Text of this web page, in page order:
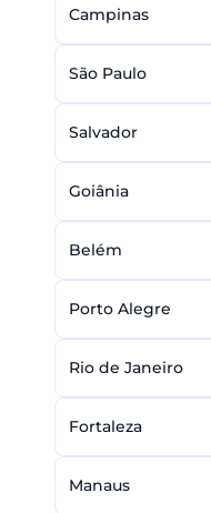
Campinas
São Paulo
Salvador
Goiânia
Belém
Porto Alegre
Rio de Janeiro
Fortaleza
Manaus